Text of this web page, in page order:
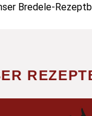
Bredele-